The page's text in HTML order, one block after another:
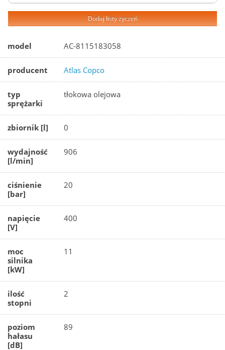
Dodaj listy życzeń
model AC-8115183058
producent Atlas Copco
typ
sprężarki
tłokowa olejowa
zbiornik [l] 0
wydajność
[l/min]
906
ciśnienie
[bar]
20
napięcie
[V]
400
moc
silnika
[kW]
11
ilość
stopni
2
poziom
hałasu
[dB]
89